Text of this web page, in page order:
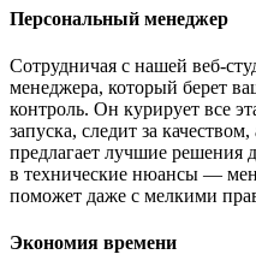
Персональный менеджер
Сотрудничая с нашей веб-
менеджера, который берет
контроль. Он курирует все
запуска, следит за
предлагает лучшие решения
в технические нюансы —
поможет даже с мелкими
Экономия времени